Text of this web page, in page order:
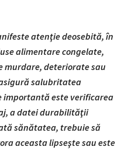
atenţie deosebită, în
alimentare congelate,
murdare, deteriorate sau
salubritatea
importantă este verificarea
a datei durabilităţii
sănătatea, trebuie să
aceasta lipseşte sau este